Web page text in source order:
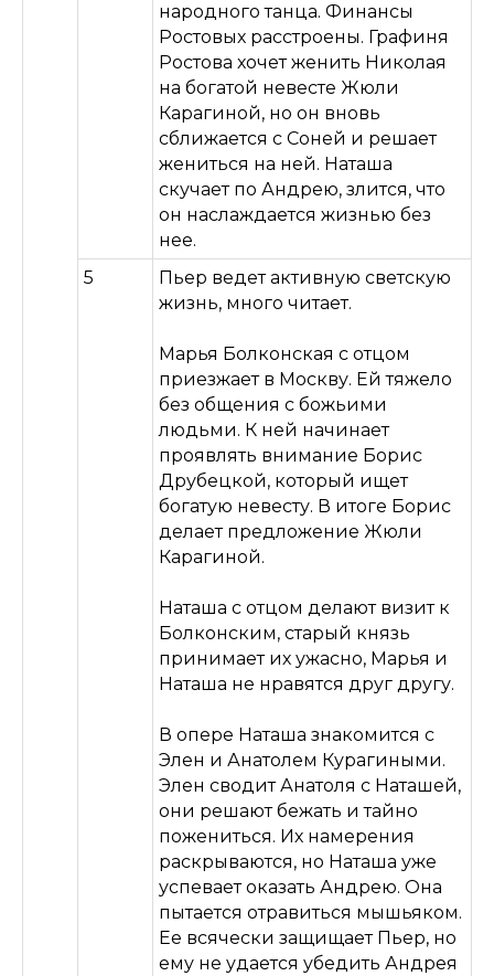
народного танца. Финансы
Ростовых расстроены. Графиня
Ростова хочет женить Николая
на богатой невесте Жюли
Карагиной, но он вновь
сближается с Соней и решает
жениться на ней. Наташа
скучает по Андрею, злится, что
он наслаждается жизнью без
нее.
5
Пьер ведет активную светскую
жизнь, много читает.
Марья Болконская с отцом
приезжает в Москву. Ей тяжело
без общения с божьими
людьми. К ней начинает
проявлять внимание Борис
Друбецкой, который ищет
богатую невесту. В итоге Борис
делает предложение Жюли
Карагиной.
Наташа с отцом делают визит к
Болконским, старый князь
принимает их ужасно, Марья и
Наташа не нравятся друг другу.
В опере Наташа знакомится с
Элен и Анатолем Курагиными.
Элен сводит Анатоля с Наташей,
они решают бежать и тайно
пожениться. Их намерения
раскрываются, но Наташа уже
успевает оказать Андрею. Она
пытается отравиться мышьяком.
Ее всячески защищает Пьер, но
ему не удается убедить Андрея